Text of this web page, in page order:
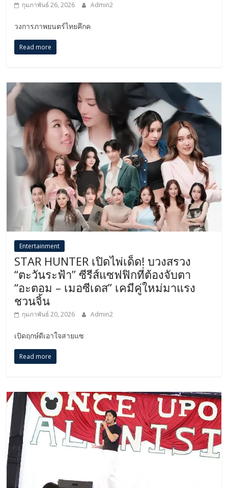
กุมภาพันธ์ 26, 2026 Admin2
วงการภาพยนตร์ไทยคึกค
Read more
Entertainment
STAR HUNTER เปิดไพ่เด็ด! บวงสรวง
“ตะวันระฟ้า” ซีรีส์แซฟฟิกที่ต้องจับตา
“อะตอม – เมอซีเดส” เคมีคู่ใหม่มาแรง
ชวนจิ้น
กุมภาพันธ์ 20, 2026 Admin2
เปิดฤกษ์ดีเอาใจสายแซ
Read more